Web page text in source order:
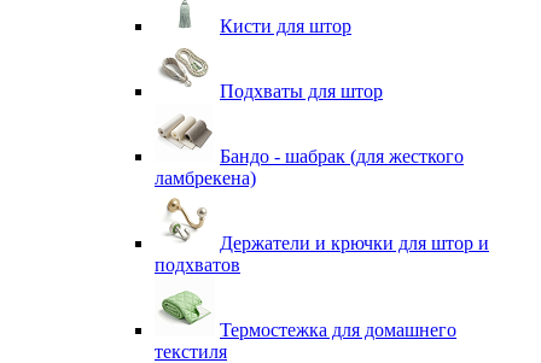
Кисти для штор
Подхваты для штор
Бандо - шабрак (для жесткого
ламбрекена)
Держатели и крючки для штор и
подхватов
Термостежка для домашнего
текстиля